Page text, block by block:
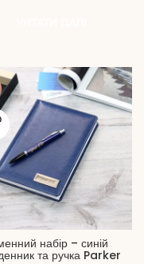
набір – синій
та ручка Parker